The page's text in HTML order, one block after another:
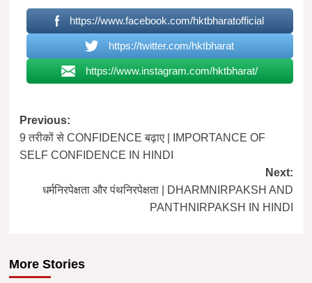
https://www.facebook.com/hktbharatofficial
https://twitter.com/hktbharat
https://www.instagram.com/hktbharat/
Post
navigation
Previous:
9 तरीकों से CONFIDENCE बढ़ाए | IMPORTANCE OF
SELF CONFIDENCE IN HINDI
Next:
धर्मनिरपेक्षता और पंथनिरपेक्षता | DHARMNIRPAKSH AND
PANTHNIRPAKSH IN HINDI
More Stories